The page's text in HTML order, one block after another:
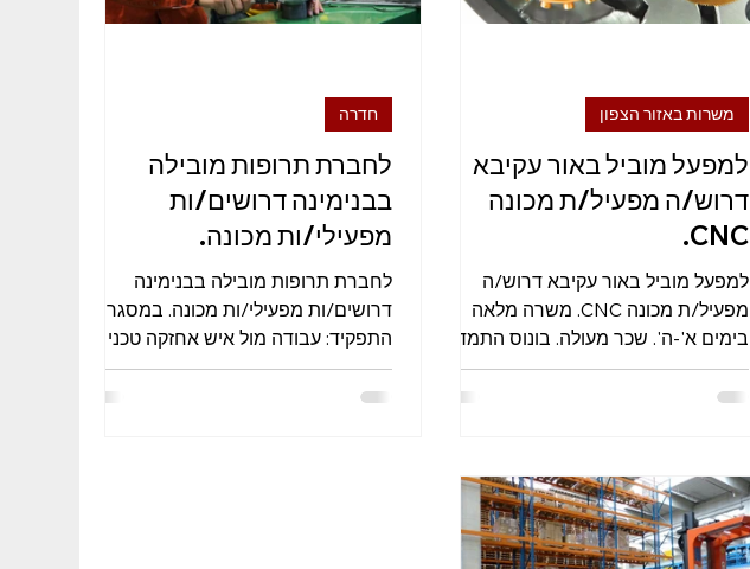
למפעל מוביל באור עקיבא
דרוש/ה מפעיל/ת מכונה
CNC.
למפעל מוביל באור עקיבא דרוש/ה
מפעיל/ת מכונה CNC. משרה מלאה
בימים א'-ה'. שכר מעולה. בונוס התמדה.
ארוחת צהריים מסובסדת 6 ש"ח ליום.
הפסקה של...
משרות באזור הצפון
לחברת תרופות מובילה
בבנימינה דרושים/ות
מפעילי/ות מכונה.
לחברת תרופות מובילה בבנימינה
דרושים/ות מפעילי/ות מכונה. במסגרת
התפקיד: עבודה מול איש אחזקה טכני
ולמידת תקלות פשוטות, אחראי/ת על קו
מילוי,...
חדרה